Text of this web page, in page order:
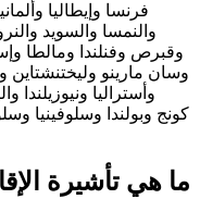
فرنسا وإيطاليا
والنمسا والسويد
وقبرص وفنلندا ومالطا
وسان مارينو وليختنشتاين
وأستراليا ونيوزيلندا
كونج وبولندا وسلوفينيا
ما هي تأشيرة